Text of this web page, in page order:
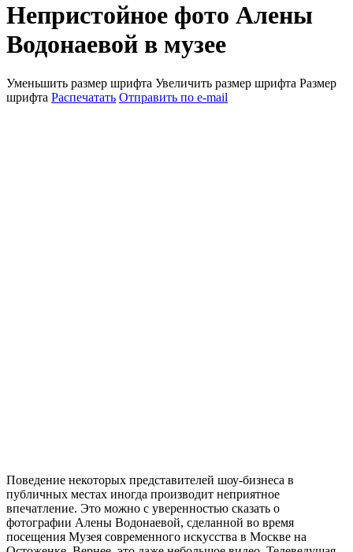
Непристойное фото Алены
Водонаевой в музее
Уменьшить размер шрифта Увеличить размер шрифта Размер
шрифта Распечатать Отправить по e-mail
Поведение некоторых представителей шоу-бизнеса в
публичных местах иногда производит неприятное
впечатление. Это можно с уверенностью сказать о
фотографии Алены Водонаевой, сделанной во время
посещения Музея современного искусства в Москве на